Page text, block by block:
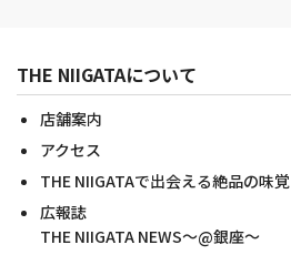
THE NIIGATAについて
店舗案内
アクセス
THE NIIGATAで出会える絶品の味覚
広報誌
THE NIIGATA NEWS～@銀座～